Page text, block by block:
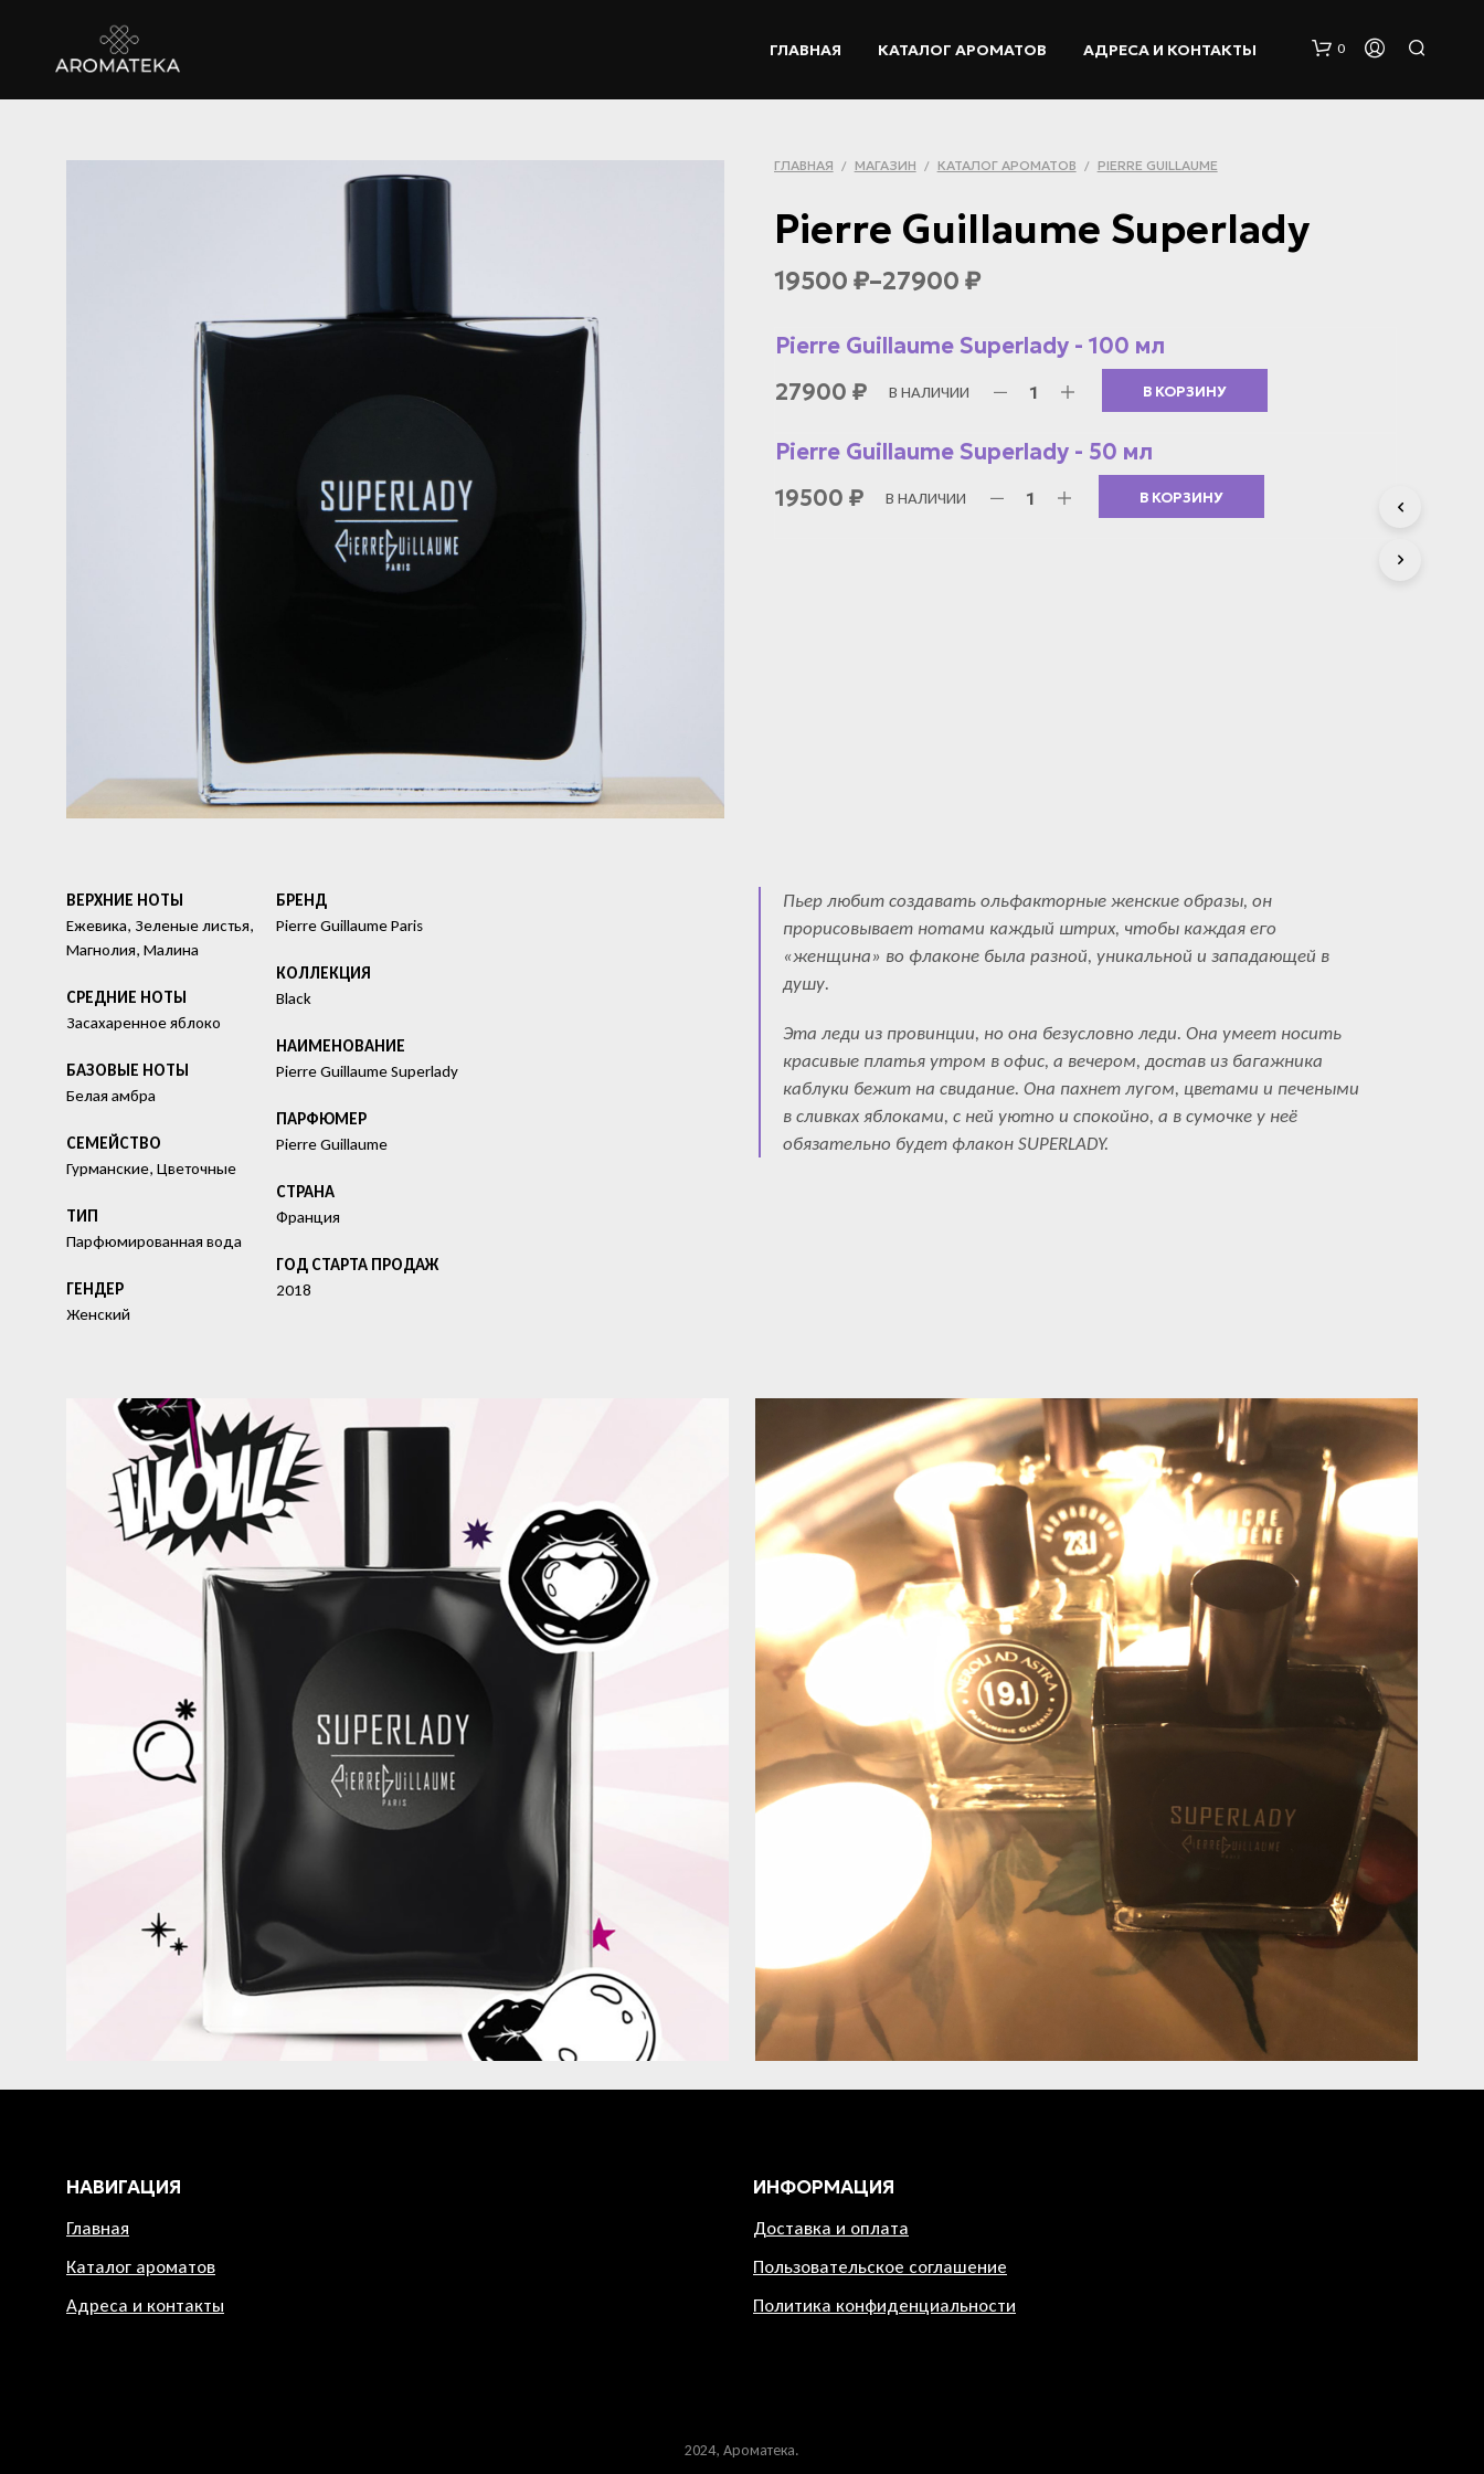
ГЛАВНАЯ КАТАЛОГ АРОМАТОВ АДРЕСА И КОНТАКТЫ 0
ГЛАВНАЯ / МАГАЗИН / КАТАЛОГ АРОМАТОВ / PIERRE GUILLAUME
Pierre Guillaume Superlady
19500 ₽–27900 ₽
Pierre Guillaume Superlady - 100 мл
27900 ₽ В НАЛИЧИИ В КОРЗИНУ
Pierre Guillaume Superlady - 50 мл
19500 ₽ В НАЛИЧИИ В КОРЗИНУ
ВЕРХНИЕ НОТЫ
Ежевика, Зеленые листья,
Магнолия, Малина
СРЕДНИЕ НОТЫ
Засахаренное яблоко
БАЗОВЫЕ НОТЫ
Белая амбра
СЕМЕЙСТВО
Гурманские, Цветочные
ТИП
Парфюмированная вода
ГЕНДЕР
Женский
БРЕНД
Pierre Guillaume Paris
КОЛЛЕКЦИЯ
Black
HАИМЕНОВАНИЕ
Pierre Guillaume Superlady
ПАРФЮМЕР
Pierre Guillaume
СТРАНА
Франция
ГОД СТАРТА ПРОДАЖ
2018
Пьер любит создавать ольфакторные женские образы, он
прорисовывает нотами каждый штрих, чтобы каждая его
«женщина» во флаконе была разной, уникальной и западающей в
душу.
Эта леди из провинции, но она безусловно леди. Она умеет носить
красивые платья утром в офис, а вечером, достав из багажника
каблуки бежит на свидание. Она пахнет лугом, цветами и печеными
в сливках яблоками, с ней уютно и спокойно, а в сумочке у неё
обязательно будет флакон SUPERLADY.
НАВИГАЦИЯ
Главная
Каталог ароматов
Адреса и контакты
ИНФОРМАЦИЯ
Доставка и оплата
Пользовательское соглашение
Политика конфиденциальности
2024, Ароматека.